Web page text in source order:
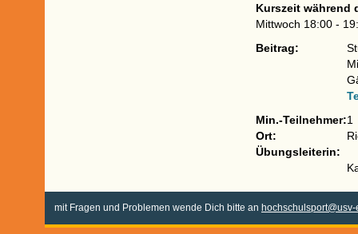
Kurszeit während
Mittwoch 18:00 -
Beitrag:
Min.-Teilnehmer:1
Ort:
Übungsleiterin: